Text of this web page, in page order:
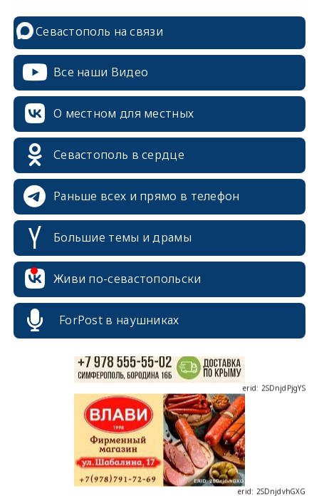
Севастополь на связи
Все наши Видео
О местном для местных
Севастополь в сердце
Раньше всех и прямо в телефон
Большие темы и драмы
Живи по-севастопольски
ForPost в наушниках
erid: 2SDnjcrDNw6
erid: 2SDnjdPjgYS
erid: 2SDnjdvhGXG